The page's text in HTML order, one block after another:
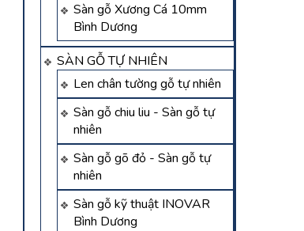
Sàn gỗ Xương Cá 10mm
Bình Dương
SÀN GỖ TỰ NHIÊN
Len chân tường gỗ tự nhiên
Sàn gỗ chiu liu - Sàn gỗ tự
nhiên
Sàn gỗ gõ đỏ - Sàn gỗ tự
nhiên
Sàn gỗ kỹ thuật INOVAR
Bình Dương